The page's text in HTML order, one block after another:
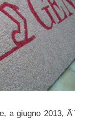
a giugno 2013, Ã¨